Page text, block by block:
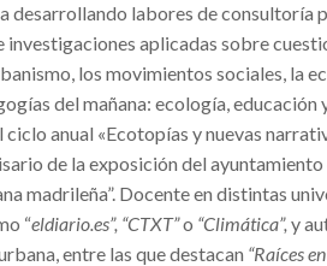
desarrollando labores de consultoría
aplicadas sobre
los movimientos sociales, la
del mañana: ecología, educación
anual «Ecotopías y nuevas
de la exposición del
madrileña”. Docente en distintas
“eldiario.es”, “CTXT”o “Climática”,y
entre las que destacan “Raíces